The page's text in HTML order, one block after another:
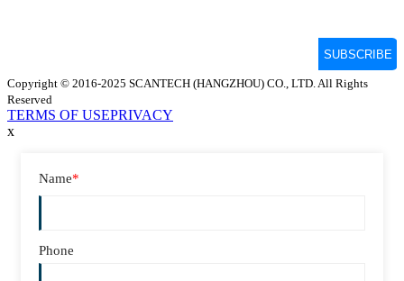
Copyright © 2016-2025 SCANTECH (HANGZHOU) CO., LTD. All Rights
Reserved
TERMS OF USEPRIVACY
x
Name*
Phone